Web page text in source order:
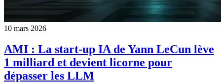
10 mars 2026
AMI : La start-up IA de Yann LeCun lève
1 milliard et devient licorne pour
dépasser les LLM